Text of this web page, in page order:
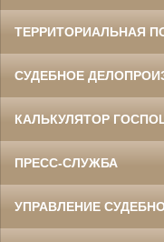
ТЕРРИТОРИАЛЬНАЯ
СУДЕБНОЕ
КАЛЬКУЛЯТОР
ПРЕСС-СЛУЖБА
УПРАВЛЕНИЕ